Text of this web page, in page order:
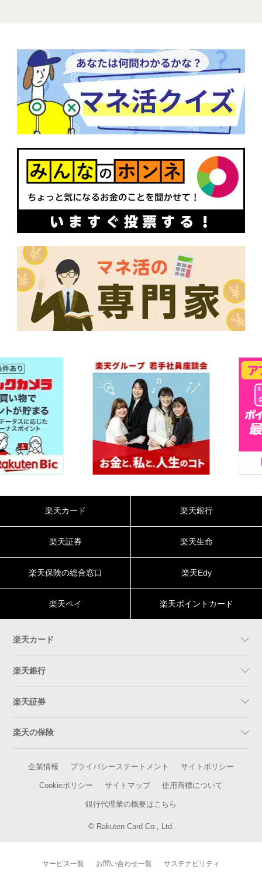
楽天カード 楽天銀行
楽天証券 楽天生命
楽天保険の総合窓口 楽天Edy
楽天ペイ 楽天ポイントカード
楽天カード
楽天銀行
楽天証券
楽天の保険
企業情報 プライバシーステートメント サイトポリシー
Cookieポリシー サイトマップ 使用商標について
銀行代理業の概要はこちら
© Rakuten Card Co., Ltd.
サービス一覧 お問い合わせ一覧 サステナビリティ